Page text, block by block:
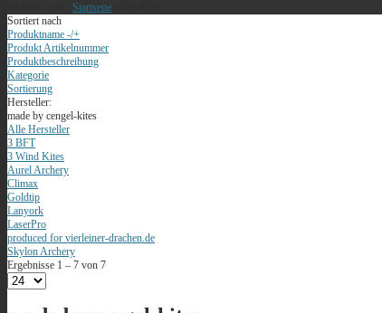
Startseite
Sortiert nach
Produktname -/+
Produkt Artikelnummer
Produktbeschreibung
Kategorie
Sortierung
Hersteller:
made by cengel-kites
Alle Hersteller
3 BFT
3 Wind Kites
Aurel Archery
Climax
Goldtip
Lanyork
LaserPro
produced for vierleiner-drachen.de
Skylon Archery
Ergebnisse 1 – 7 von 7